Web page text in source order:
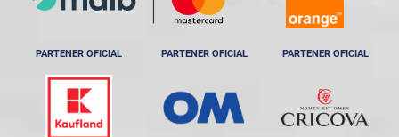
PARTENER OFICIAL PARTENER OFICIAL PARTENER OFICIAL